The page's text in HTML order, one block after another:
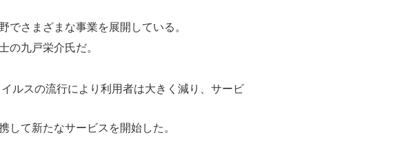
さまざまな事業を展開している。
の九戸栄介氏だ。
ルスの流行により利用者は大きく減り、サービ
て新たなサービスを開始した。